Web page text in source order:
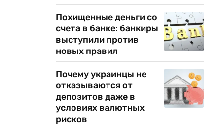
Похищенные деньги со
счета в банке: банкиры
выступили против
новых правил
Почему украинцы не
отказываются от
депозитов даже в
условиях валютных
рисков